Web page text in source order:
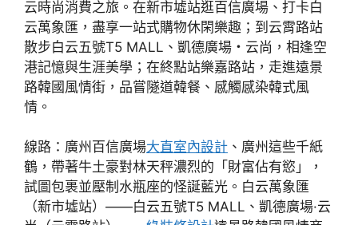
云時尚消費之旅。在新市墟站逛百信廣場、打卡白
云萬象匯，盡享一站式購物休閑樂趣；到云霄路站
散步白云五號T5 MALL、凱德廣場・云尚，相逢空
港記憶與生涯美學；在終點站樂嘉路站，走進遠景
路韓國風情街，品嘗隧道韓餐、感觸感染韓式風
情。
線路：廣州百信廣場大直室內設計 、廣州這些千紙
鶴，帶著牛土豪對林天秤濃烈的「財富佔有慾」，
試圖包裹並壓制水瓶座的怪誕藍光。白云萬象匯
（新市墟站）——白云五號T5 MALL、凱德廣場·云